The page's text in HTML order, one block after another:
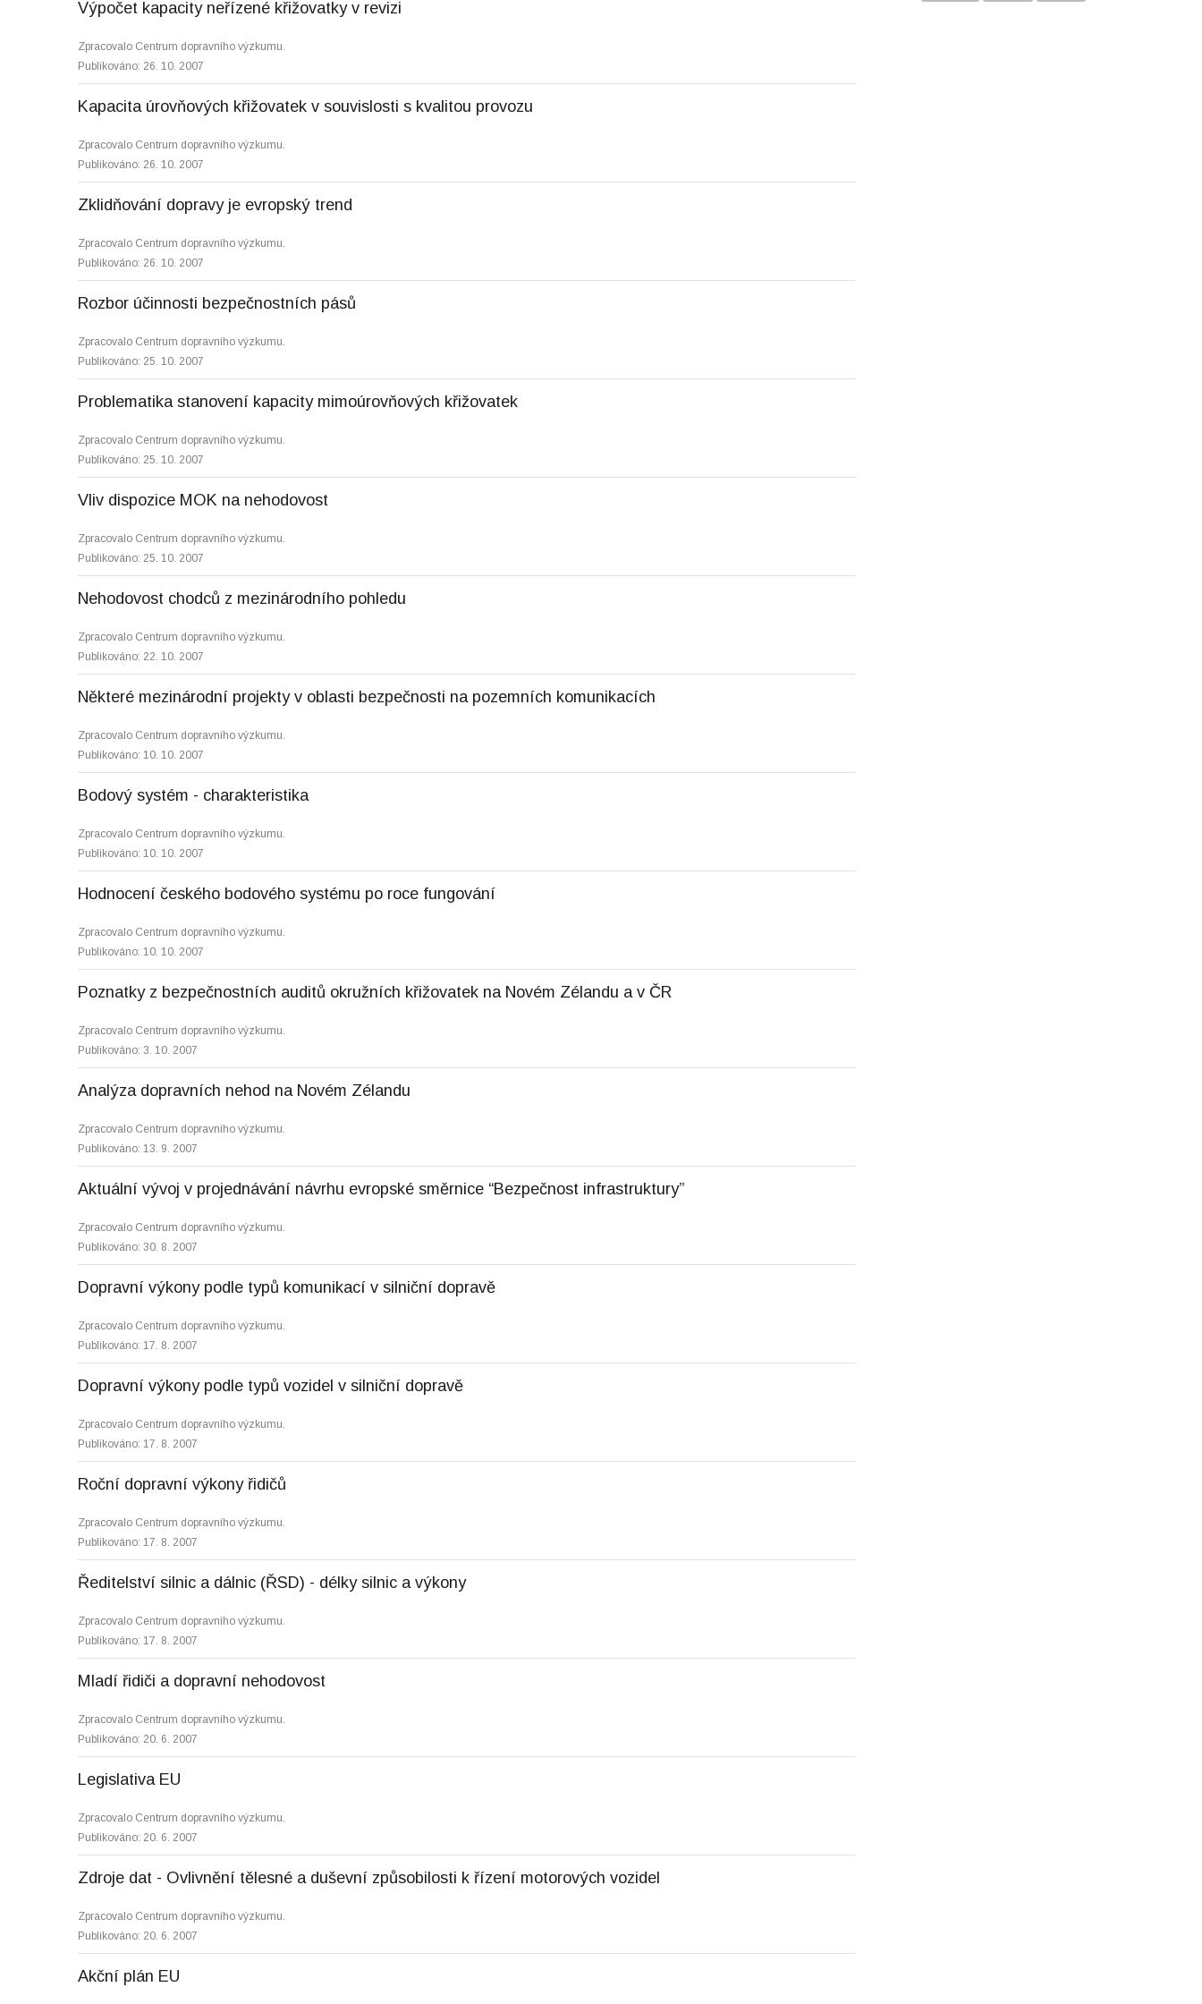
Výpočet kapacity neřízené křižovatky v revizi
Zpracovalo Centrum dopravního výzkumu.
Publikováno: 26. 10. 2007
Kapacita úrovňových křižovatek v souvislosti s kvalitou provozu
Zpracovalo Centrum dopravního výzkumu.
Publikováno: 26. 10. 2007
Zklidňování dopravy je evropský trend
Zpracovalo Centrum dopravního výzkumu.
Publikováno: 26. 10. 2007
Rozbor účinnosti bezpečnostních pásů
Zpracovalo Centrum dopravního výzkumu.
Publikováno: 25. 10. 2007
Problematika stanovení kapacity mimoúrovňových křižovatek
Zpracovalo Centrum dopravního výzkumu.
Publikováno: 25. 10. 2007
Vliv dispozice MOK na nehodovost
Zpracovalo Centrum dopravního výzkumu.
Publikováno: 25. 10. 2007
Nehodovost chodců z mezinárodního pohledu
Zpracovalo Centrum dopravního výzkumu.
Publikováno: 22. 10. 2007
Některé mezinárodní projekty v oblasti bezpečnosti na pozemních komunikacích
Zpracovalo Centrum dopravního výzkumu.
Publikováno: 10. 10. 2007
Bodový systém - charakteristika
Zpracovalo Centrum dopravního výzkumu.
Publikováno: 10. 10. 2007
Hodnocení českého bodového systému po roce fungování
Zpracovalo Centrum dopravního výzkumu.
Publikováno: 10. 10. 2007
Poznatky z bezpečnostních auditů okružních křižovatek na Novém Zélandu a v ČR
Zpracovalo Centrum dopravního výzkumu.
Publikováno: 3. 10. 2007
Analýza dopravních nehod na Novém Zélandu
Zpracovalo Centrum dopravního výzkumu.
Publikováno: 13. 9. 2007
Aktuální vývoj v projednávání návrhu evropské směrnice “Bezpečnost infrastruktury”
Zpracovalo Centrum dopravního výzkumu.
Publikováno: 30. 8. 2007
Dopravní výkony podle typů komunikací v silniční dopravě
Zpracovalo Centrum dopravního výzkumu.
Publikováno: 17. 8. 2007
Dopravní výkony podle typů vozidel v silniční dopravě
Zpracovalo Centrum dopravního výzkumu.
Publikováno: 17. 8. 2007
Roční dopravní výkony řidičů
Zpracovalo Centrum dopravního výzkumu.
Publikováno: 17. 8. 2007
Ředitelství silnic a dálnic (ŘSD) - délky silnic a výkony
Zpracovalo Centrum dopravního výzkumu.
Publikováno: 17. 8. 2007
Mladí řidiči a dopravní nehodovost
Zpracovalo Centrum dopravního výzkumu.
Publikováno: 20. 6. 2007
Legislativa EU
Zpracovalo Centrum dopravního výzkumu.
Publikováno: 20. 6. 2007
Zdroje dat - Ovlivnění tělesné a duševní způsobilosti k řízení motorových vozidel
Zpracovalo Centrum dopravního výzkumu.
Publikováno: 20. 6. 2007
Akční plán EU